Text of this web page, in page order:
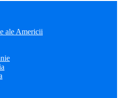
ale Americii